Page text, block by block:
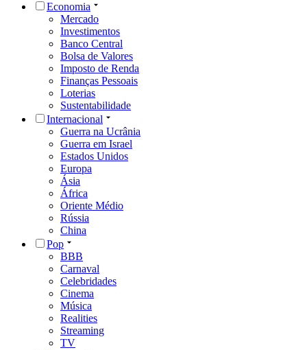
Economia
Mercado
Investimentos
Banco Central
Bolsa de Valores
Imposto de Renda
Finanças Pessoais
Loterias
Sustentabilidade
Internacional
Guerra na Ucrânia
Guerra em Israel
Estados Unidos
Europa
Ásia
África
Oriente Médio
Rússia
China
Pop
BBB
Carnaval
Celebridades
Cinema
Música
Realities
Streaming
TV